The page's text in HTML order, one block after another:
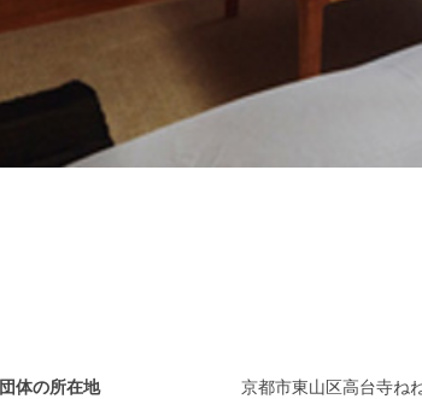
団体の所在地 京都市東山区高台寺ね